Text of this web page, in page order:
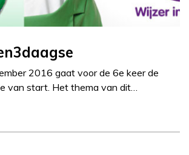
2016 gaat voor de 6e keer de
van start. Het thema van dit…